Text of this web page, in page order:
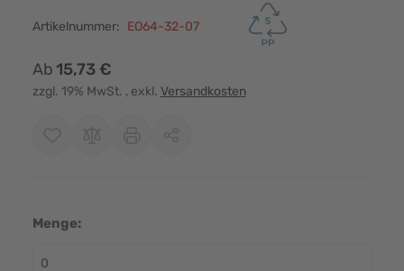
Artikelnummer: EO64-32-07
Ab15,73 €
zzgl. 19% MwSt. , exkl. Versandkosten
Menge: